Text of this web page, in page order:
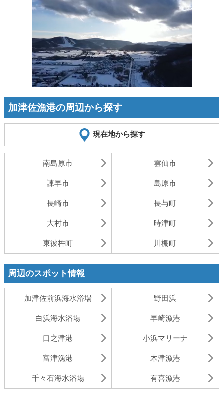
加津佐漁港の周辺から探す
現在地から探す
南島原市 雲仙市
諫早市 島原市
長崎市 長与町
大村市 時津町
東彼杵町 川棚町
周辺のスポット情報
加津佐前浜海水浴場 野田浜
白浜海水浴場 早崎漁港
口之津港 小浜マリーナ
富津漁港 木津漁港
千々石海水浴場 有喜漁港